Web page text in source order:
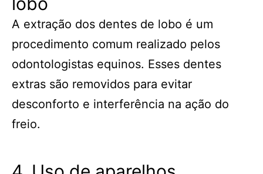
A extração dos dentes de lobo é um
procedimento comum realizado pelos
odontologistas equinos. Esses dentes
extras são removidos para evitar
desconforto e interferência na ação do
freio.